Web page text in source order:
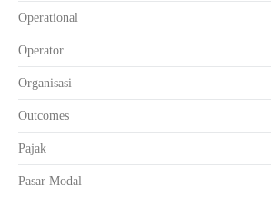
Operational
Operator
Organisasi
Outcomes
Pajak
Pasar Modal